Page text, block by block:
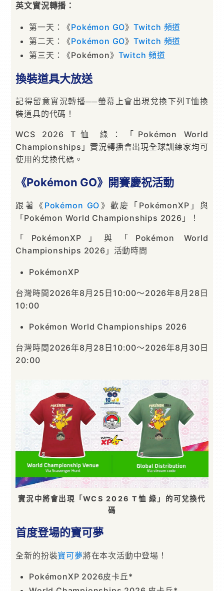
英文實況轉播：
第一天：《Pokémon GO》Twitch 頻道
第二天：《Pokémon GO》Twitch 頻道
第三天：《Pokémon》 Twitch 頻道
換裝道具大放送
記得留意實況轉播──螢幕上會出現兌換下列T恤換
裝道具的代碼！
WCS 2026 T恤 綠：「Pokémon World
Championships」實況轉播會出現全球訓練家均可
使用的兌換代碼。
《Pokémon GO》開賽慶祝活動
跟著《 Pokémon GO 》歡慶「PokémonXP」與
「Pokémon World Championships 2026」！
「PokémonXP」與「Pokémon World
Championships 2026」活動時間
PokémonXP
台灣時間2026年8月25日10:00～2026年8月28日
10:00
Pokémon World Championships 2026
台灣時間2026年8月28日10:00～2026年8月30日
20:00
實況中將會出現「WCS 2026 T恤 綠」的可兌換代
碼
首度登場的寶可夢
全新的扮裝寶可夢將在本次活動中登場！
PokémonXP 2026皮卡丘*